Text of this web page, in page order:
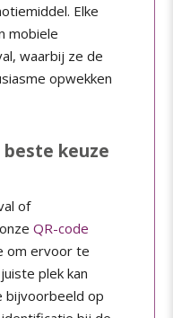
Elke
mobiele
waarbij ze de
opwekken
beste keuze
of
QR-code
om ervoor te
plek kan
bijvoorbeeld op